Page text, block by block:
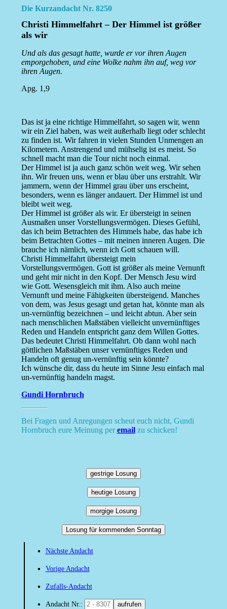
Die Kurzandacht Nr. 8250
Christi Himmelfahrt – Der Himmel ist größer
als wir
Und als das gesagt hatte, wurde er vor ihren Augen
emporgehoben, und eine Wolke nahm ihn auf, weg vor
ihren Augen.
Apg. 1,9
Das ist ja eine richtige Himmelfahrt, so sagen wir, wenn
wir ein Ziel haben, was weit außerhalb liegt oder schlecht
zu finden ist. Wir fahren in vielen Stunden Unmengen an
Kilometern. Anstrengend und mühselig ist es meist. So
schnell macht man die Tour nicht noch einmal.
Der Himmel ist ja auch ganz schön weit weg. Wir sehen
ihn. Wir freuen uns, wenn er blau über uns erstrahlt. Wir
jammern, wenn der Himmel grau über uns erscheint,
besonders, wenn es länger andauert. Der Himmel ist und
bleibt weit weg.
Der Himmel ist größer als wir. Er übersteigt in seinen
Ausmaßen unser Vorstellungsvermögen. Dieses Gefühl,
das ich beim Betrachten des Himmels habe, das habe ich
beim Betrachten Gottes – mit meinen inneren Augen. Die
brauche ich nämlich, wenn ich Gott schauen will.
Christi Himmelfahrt übersteigt mein
Vorstellungsvermögen. Gott ist größer als meine Vernunft
und geht mir nicht in den Kopf. Der Mensch Jesu wird
wie Gott. Wesensgleich mit ihm. Also auch meine
Vernunft und meine Fähigkeiten übersteigend. Manches
von dem, was Jesus gesagt und getan hat, könnte man als
un-vernünftig bezeichnen – und leicht abtun. Aber sein
nach menschlichen Maßstäben vielleicht unvernünftiges
Reden und Handeln entspricht ganz dem Willen Gottes.
Das bedeutet Christi Himmelfahrt. Ob dann wohl nach
göttlichen Maßstäben unser vernünftiges Reden und
Handeln oft genug un-vernünftig sein könnte?
Ich wünsche dir, dass du heute im Sinne Jesu einfach mal
un-vernünftig handeln magst.
Gundi Hornbruch
Bei Fragen und Anregungen scheut euch nicht, Gundi
Hornbruch eure Meinung peremailzu schicken!
gestrige Losung
heutige Losung
morgige Losung
Losung für kommenden Sonntag
Nächste Andacht
Vorige Andacht
Zufalls-Andacht
Andacht Nr.: aufrufen